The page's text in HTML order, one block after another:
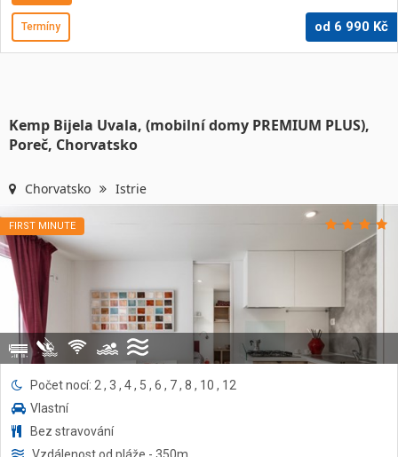
Termíny od 6 990 Kč
Kemp Bijela Uvala, (mobilní domy PREMIUM PLUS),
Poreč, Chorvatsko
Chorvatsko Istrie
FIRST MINUTE
Počet nocí: 2 , 3 , 4 , 5 , 6 , 7 , 8 , 10 , 12
Vlastní
Bez stravování